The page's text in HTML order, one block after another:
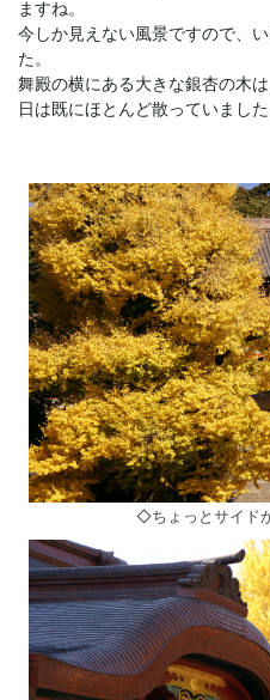
ますね。
今しか見えない風景ですので、
た。
舞殿の横にある大きな銀杏の木
日は既にほとんど散っていました
◇ちょっとサイド